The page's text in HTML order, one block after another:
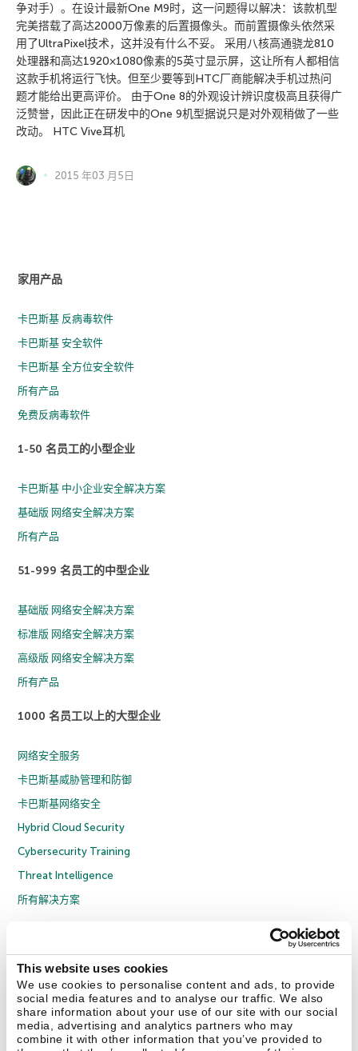
This website uses cookies
We use cookies to personalise content and ads, to provide
social media features and to analyse our traffic. We also
share information about your use of our site with our social
media, advertising and analytics partners who may
combine it with other information that you’ve provided to
争对手）。在设计最新One M9时，这一问题得以解决：该款机型
完美搭载了高达2000万像素的后置摄像头。而前置摄像头依然采
用了UltraPixel技术，这并没有什么不妥。 采用八核高通骁龙810
处理器和高达1920×1080像素的5英寸显示屏，这让所有人都相信
这款手机将运行飞快。但至少要等到HTC厂商能解决手机过热问
题才能给出更高评价。 由于One 8的外观设计辨识度极高且获得广
泛赞誉，因此正在研发中的One 9机型据说只是对外观稍做了一些
改动。 HTC Vive耳机
2015 年03 月5日
家用产品
卡巴斯基 反病毒软件
卡巴斯基 安全软件
卡巴斯基 全方位安全软件
所有产品
免费反病毒软件
1-50 名员工的小型企业
卡巴斯基 中小企业安全解决方案
基础版 网络安全解决方案
所有产品
51-999 名员工的中型企业
基础版 网络安全解决方案
标准版 网络安全解决方案
高级版 网络安全解决方案
所有产品
1000 名员工以上的大型企业
网络安全服务
卡巴斯基威胁管理和防御
卡巴斯基网络安全
Hybrid Cloud Security
Cybersecurity Training
Threat Intelligence
所有解决方案
隐私策略
京ICP备12053225号
京公网安备 11010102001169号
联系我们 关于我们 合作伙伴 Blog 资源中心 新闻稿